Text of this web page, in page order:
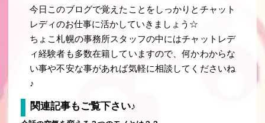
今日このブログで覚えたことをしっかりとチャット
レディのお仕事に活かしていきましょう☆
ちょこ札幌の事務所スタッフの中にはチャットレデ
ィ経験者も多数在籍していますので、何かわからな
い事や不安な事があれば気軽に相談してくださいね
♪
関連記事もご覧下さい♪